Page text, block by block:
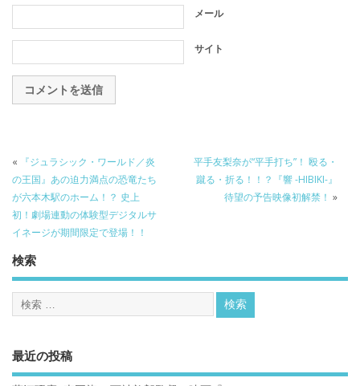
メール
サイト
«
『ジュラシック・ワールド／炎
の王国』あの迫力満点の恐竜たち
が六本木駅のホーム！？ 史上
初！劇場連動の体験型デジタルサ
イネージが期間限定で登場！！
平手友梨奈が“平手打ち”！ 殴る・
蹴る・折る！！？『響 -HIBIKI-』
待望の予告映像初解禁！ »
検索
最近の投稿